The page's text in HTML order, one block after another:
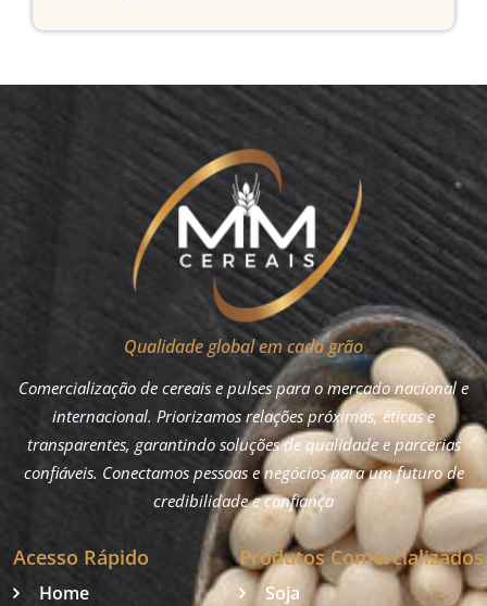
Qualidade global em cada grão
Comercialização de cereais e pulses para o mercado nacional e
internacional. Priorizamos relações próximas, éticas e
transparentes, garantindo soluções de qualidade e parcerias
confiáveis. Conectamos pessoas e negócios para um futuro de
credibilidade e confiança
Acesso Rápido
Home
Produtos Comercializados
Soja